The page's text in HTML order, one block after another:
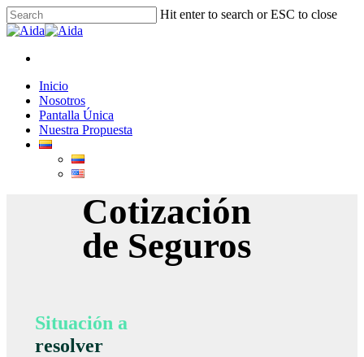
Skip
to
content
Hit enter to search or ESC to close
Close
Menu
Menu
Inicio
Nosotros
Pantalla Única
Nuestra Propuesta
Cotización
de Seguros
Situación a
resolver